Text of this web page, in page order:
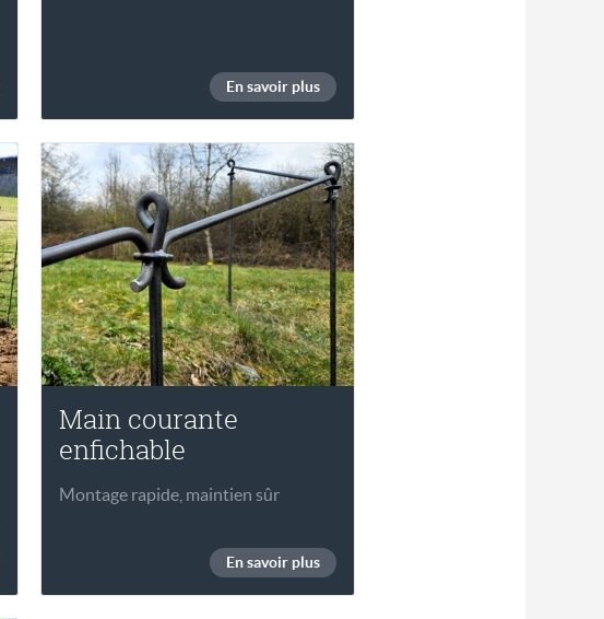
En savoir plus
Main courante
enfichable
Montage rapide, maintien sûr
En savoir plus